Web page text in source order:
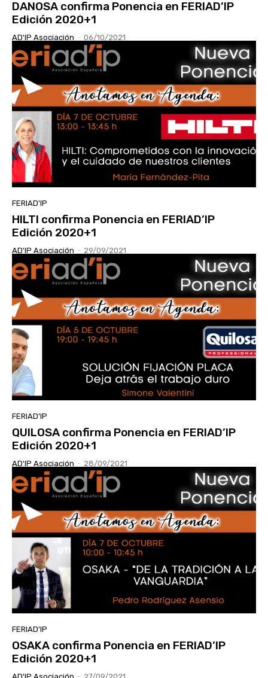
DANOSA confirma Ponencia en FERIAD’IP
Edición 2020+1
AD'IP Asociación - 06/10/2021
FERIAD'IP
HILTI confirma Ponencia en FERIAD’IP
Edición 2020+1
AD'IP Asociación - 29/09/2021
FERIAD'IP
QUILOSA confirma Ponencia en FERIAD’IP
Edición 2020+1
AD'IP Asociación - 28/09/2021
FERIAD'IP
OSAKA confirma Ponencia en FERIAD’IP
Edición 2020+1